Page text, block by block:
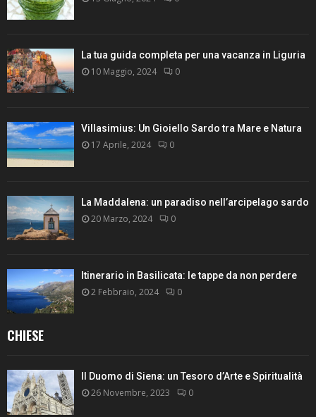
La tua guida completa per una vacanza in Liguria
10 Maggio, 2024 0
Villasimius: Un Gioiello Sardo tra Mare e Natura
17 Aprile, 2024 0
La Maddalena: un paradiso nell’arcipelago sardo
20 Marzo, 2024 0
Itinerario in Basilicata: le tappe da non perdere
2 Febbraio, 2024 0
CHIESE
Il Duomo di Siena: un Tesoro d’Arte e Spiritualità
26 Novembre, 2023 0